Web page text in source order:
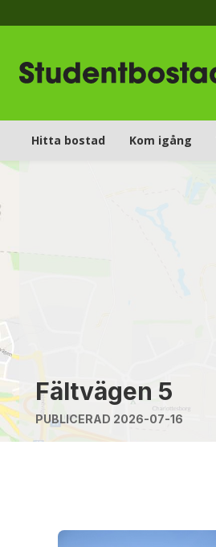
Hitta bostad Kom igång
Fältvägen 5
PUBLICERAD 2026-07-16